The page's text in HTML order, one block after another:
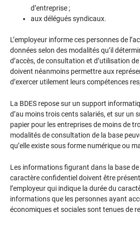
d’entreprise ;
aux délégués syndicaux.
L’employeur informe ces personnes de
données selon des modalités qu’il
d’accès, de consultation et d’utilisation
doivent néanmoins permettre aux
d’exercer utilement leurs compétences
La BDES repose sur un support
d’au moins trois cents salariés, et sur un
papier pour les entreprises de moins de
modalités de consultation de la base
qu’elle existe sous forme numérique ou
Les informations figurant dans la base
caractère confidentiel doivent être
l’employeur qui indique la durée du
informations que les personnes ayant
économiques et sociales sont tenues de